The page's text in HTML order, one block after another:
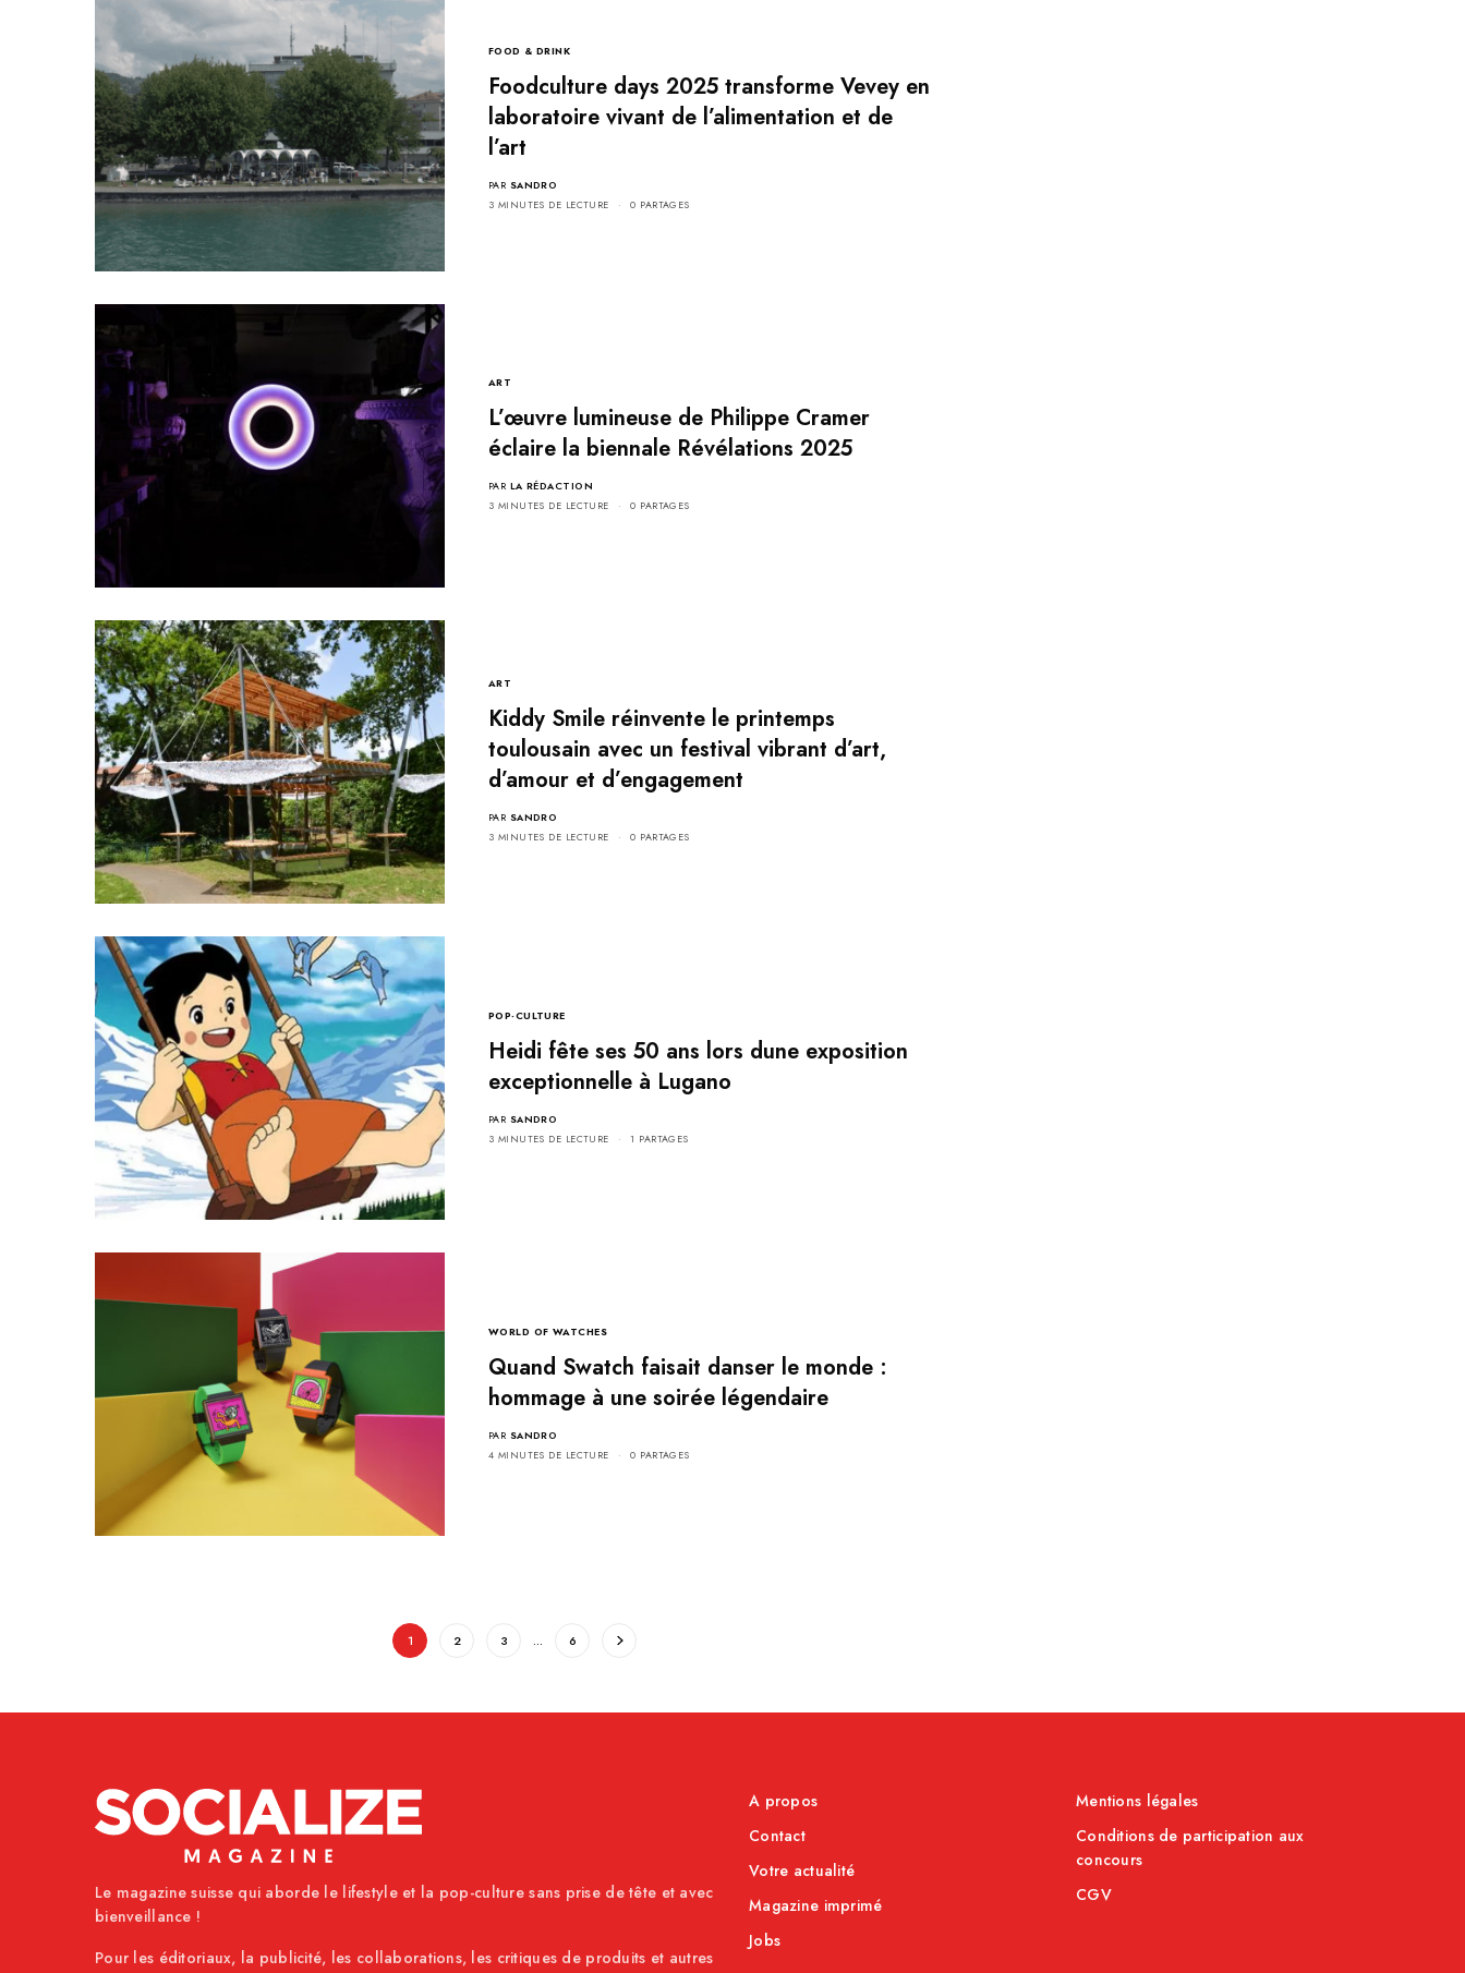
FOOD & DRINK
Foodculture days 2025 transforme Vevey en
laboratoire vivant de l’alimentation et de
l’art
PAR SANDRO
3 MINUTES DE LECTURE
0 PARTAGES
ART
L’œuvre lumineuse de Philippe Cramer
éclaire la biennale Révélations 2025
PAR LA RÉDACTION
3 MINUTES DE LECTURE
0 PARTAGES
ART
Kiddy Smile réinvente le printemps
toulousain avec un festival vibrant d’art,
d’amour et d’engagement
PAR SANDRO
3 MINUTES DE LECTURE
0 PARTAGES
POP-CULTURE
Heidi fête ses 50 ans lors dune exposition
exceptionnelle à Lugano
PAR SANDRO
3 MINUTES DE LECTURE
1 PARTAGES
WORLD OF WATCHES
Quand Swatch faisait danser le monde :
hommage à une soirée légendaire
PAR SANDRO
4 MINUTES DE LECTURE
0 PARTAGES
1 2 3 … 6
Le magazine suisse qui aborde le lifestyle et la pop-culture sans prise de tête et avec
bienveillance !
Pour les éditoriaux, la publicité, les collaborations, les critiques de produits et autres
A propos
Contact
Votre actualité
Magazine imprimé
Jobs
Mentions légales
Conditions de participation aux
concours
CGV